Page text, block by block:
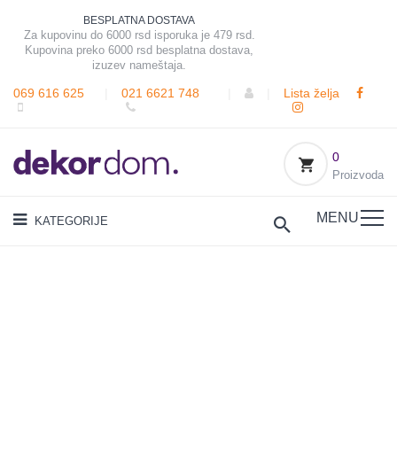
BESPLATNA DOSTAVA
Za kupovinu do 6000 rsd isporuka je 479 rsd.
Kupovina preko 6000 rsd besplatna dostava,
izuzev nameštaja.
069 616 625 021 6621 748 Lista želja
0
Proizvoda
KATEGORIJE MENU